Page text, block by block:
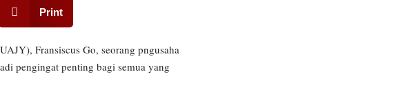
Print
Fransiscus Go, seorang pngusaha
pengingat penting bagi semua yang